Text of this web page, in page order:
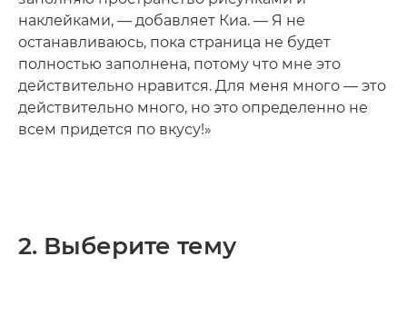
наклейками, — добавляет Киа. — Я не
останавливаюсь, пока страница не будет
полностью заполнена, потому что мне это
действительно нравится. Для меня много — это
действительно много, но это определенно не
всем придется по вкусу!»
2. Выберите тему